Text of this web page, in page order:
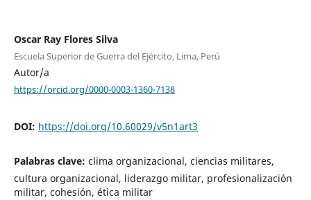
Oscar Ray Flores Silva
Escuela Superior de Guerra del Ejército, Lima, Perú
Autor/a
https://orcid.org/0000-0003-1360-7138
DOI: https://doi.org/10.60029/v5n1art3
Palabras clave: clima organizacional, ciencias militares,
cultura organizacional, liderazgo militar, profesionalización
militar, cohesión, ética militar